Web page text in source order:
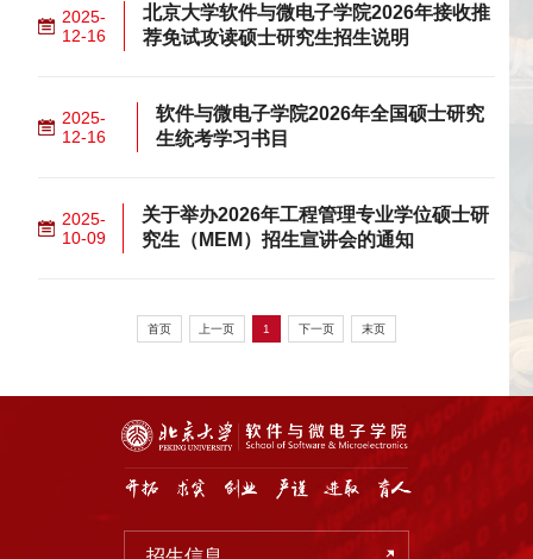
2025-
12-16
北京大学软件与微电子学院2026年接收推
荐免试攻读硕士研究生招生说明
2025-
12-16
软件与微电子学院2026年全国硕士研究
生统考学习书目
2025-
10-09
关于举办2026年工程管理专业学位硕士研
究生（MEM）招生宣讲会的通知
首页 上一页 1 下一页 末页